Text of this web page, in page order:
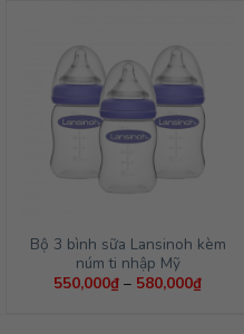
Bộ 3 bình sữa Lansinoh kèm
núm ti nhập Mỹ
550,000₫ – 580,000₫Khoảng